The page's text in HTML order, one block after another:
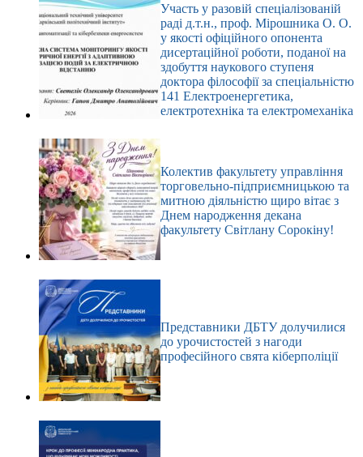
Участь у разовій спеціалізованій
раді д.т.н., проф. Мірошника О. О.
у якості офіційного опонента
дисертаційної роботи, поданої на
здобуття наукового ступеня
доктора філософії за спеціальністю
141 Електроенергетика,
електротехніка та електромеханіка
Колектив факультету управління
торговельно-підприємницькою та
митною діяльністю щиро вітає з
Днем народження декана
факультету Світлану Сорокіну!
Представники ДБТУ долучилися
до урочистостей з нагоди
професійного свята кіберполіції